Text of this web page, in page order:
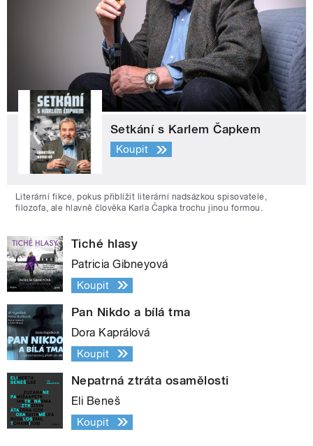
Setkání s Karlem Čapkem
Koupit
Literární fikce, pokus přiblížit literární nadsázkou spisovatele,
filozofa, ale hlavně člověka Karla Čapka trochu jinou formou.
Tiché hlasy
Patricia Gibneyová
Koupit
Pan Nikdo a bílá tma
Dora Kaprálová
Koupit
Nepatrná ztráta osamělosti
Eli Beneš
Koupit